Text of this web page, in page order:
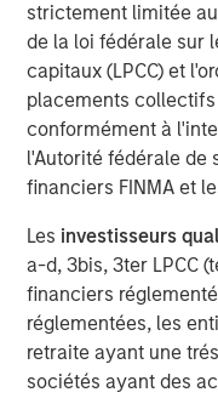
strictement limitée
de la loi fédérale sur
capitaux (LPCC) et
placements collectifs
conformément à
l'Autorité fédérale de
financiers FINMA et
Les investisseurs
a-d, 3bis, 3ter LPCC
financiers
réglementées, les
retraite ayant une
sociétés ayant des
00:00
While credit
still good values
We discuss our
energy prices
With geopolitical
Emerging
with a low